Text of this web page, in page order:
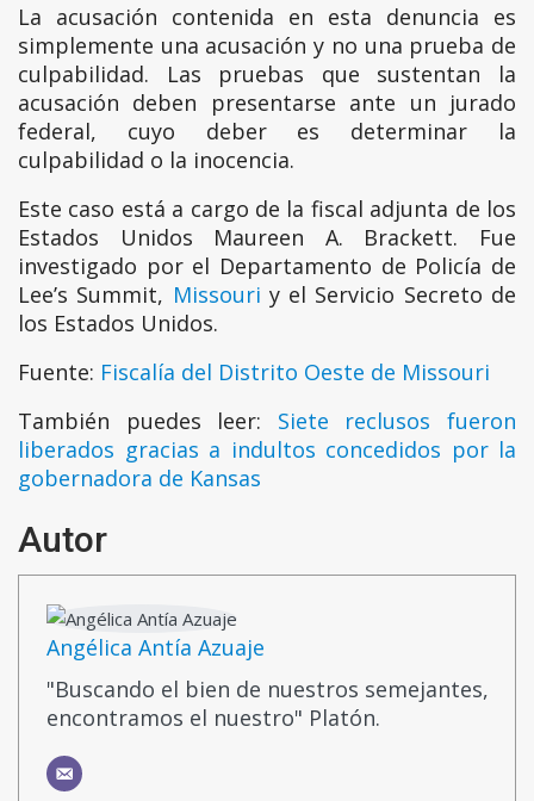
La acusación contenida en esta denuncia es
simplemente una acusación y no una prueba de
culpabilidad. Las pruebas que sustentan la
acusación deben presentarse ante un jurado
federal, cuyo deber es determinar la
culpabilidad o la inocencia.
Este caso está a cargo de la fiscal adjunta de los
Estados Unidos Maureen A. Brackett. Fue
investigado por el Departamento de Policía de
Lee’s Summit, Missouri y el Servicio Secreto de
los Estados Unidos.
Fuente: Fiscalía del Distrito Oeste de Missouri
También puedes leer: Siete reclusos fueron
liberados gracias a indultos concedidos por la
gobernadora de Kansas
Autor
Angélica Antía Azuaje
"Buscando el bien de nuestros semejantes,
encontramos el nuestro" Platón.